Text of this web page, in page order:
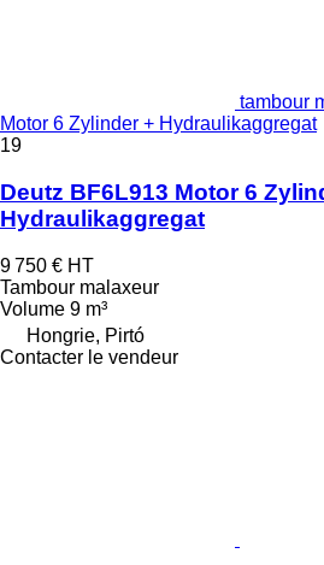
tambour
Motor 6 Zylinder + Hydraulikaggregat
19
Deutz BF6L913 Motor 6
Hydraulikaggregat
9 750 € HT
Tambour malaxeur
Volume 9 m³
Hongrie, Pirtó
Contacter le vendeur